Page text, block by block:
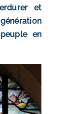
et
en